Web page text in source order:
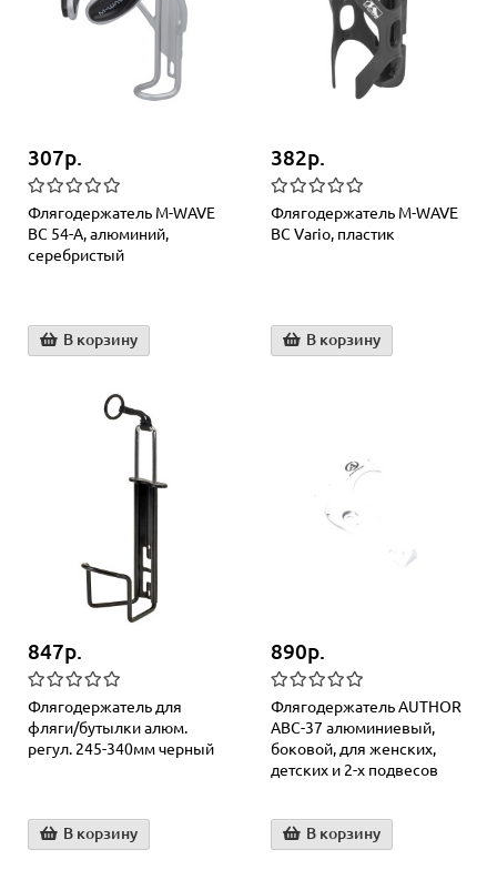
307р.
Флягодержатель M-WAVE
BC 54-A, алюминий,
серебристый
В корзину
382р.
Флягодержатель M-WAVE
BC Vario, пластик
В корзину
847р.
Флягодержатель для
фляги/бутылки алюм.
регул. 245-340мм черный
В корзину
890р.
Флягодержатель AUTHOR
ABC-37 алюминиевый,
боковой, для женских,
детских и 2-х подвесов
В корзину